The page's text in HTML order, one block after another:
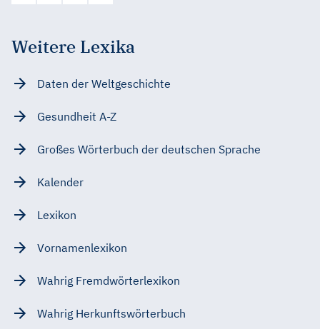
Weitere Lexika
Daten der Weltgeschichte
Gesundheit A-Z
Großes Wörterbuch der deutschen Sprache
Kalender
Lexikon
Vornamenlexikon
Wahrig Fremdwörterlexikon
Wahrig Herkunftswörterbuch